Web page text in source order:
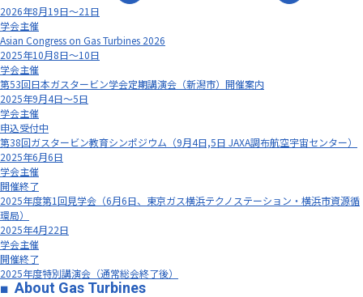
2026年8月19日～21日
学会主催
Asian Congress on Gas Turbines 2026
2025年10月8日～10日
学会主催
第53回日本ガスタービン学会定期講演会（新潟市）開催案内
2025年9月4日～5日
学会主催
申込受付中
第38回ガスタービン教育シンポジウム（9月4日,5日 JAXA調布航空宇宙センター）
2025年6月6日
学会主催
開催終了
2025年度第1回見学会（6月6日、東京ガス横浜テクノステーション・横浜市資源循
環局）
2025年4月22日
学会主催
開催終了
2025年度特別講演会（通常総会終了後）
About Gas Turbines